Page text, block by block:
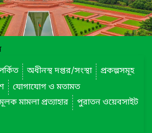
অধীনস্থ দপ্তর/সংস্থা
প্রকল্পসমূহ
যোগাযোগ ও মতামত
মামলা প্রত্যাহার
পুরাতন ওয়েবসাইট